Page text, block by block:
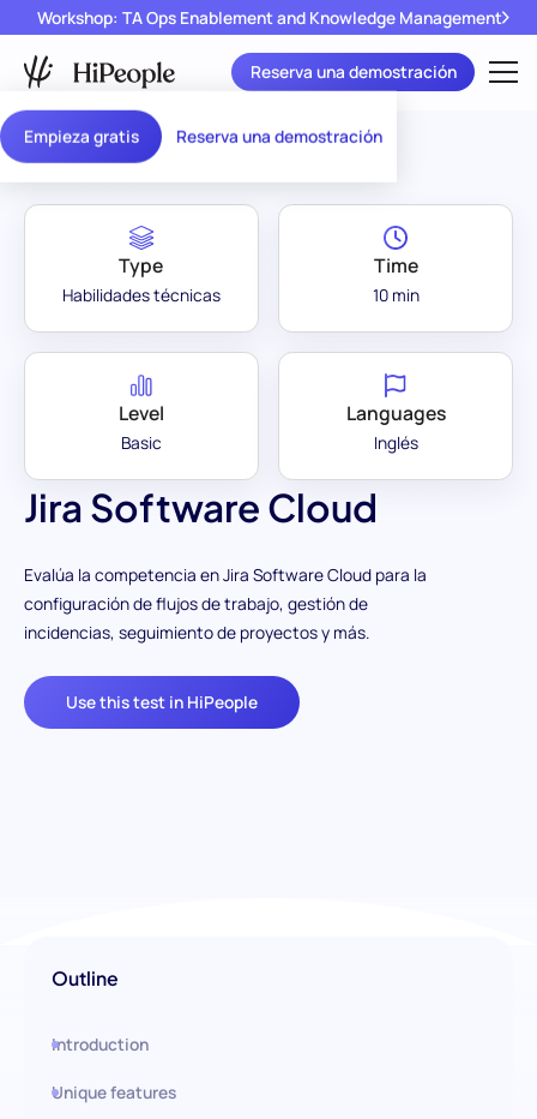
Empieza gratis Reserva una demostración
Workshop: TA Ops Enablement and Knowledge Management
Reserva una demostración
Assessment Library
Jira Software Cloud
Evalúa la competencia en Jira Software Cloud para la
configuración de flujos de trabajo, gestión de
incidencias, seguimiento de proyectos y más.
Use this test in HiPeople
Type
Habilidades técnicas
Time
10 min
Level
Basic
Languages
Inglés
Outline
Introduction
Unique features